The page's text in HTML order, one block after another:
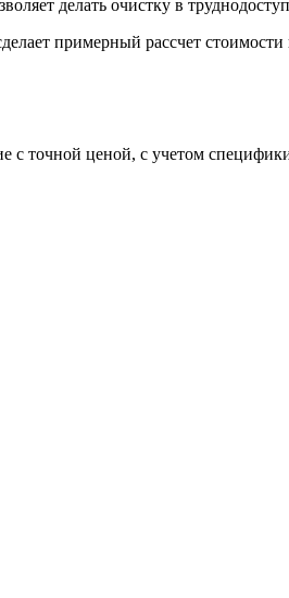
делать очистку в
примерный рассчет
с точной ценой, с учетом